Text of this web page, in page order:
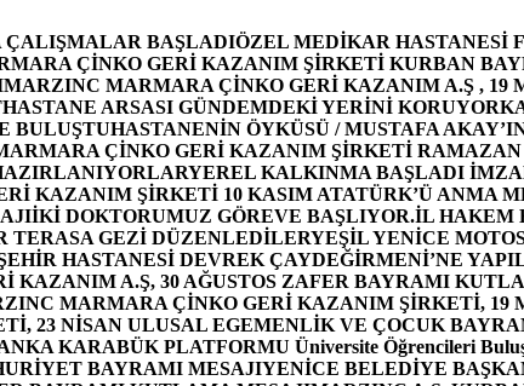
ÇALIŞMALAR BAŞLADIÖZEL MEDİKAR HASTANESİ
ÇİNKO GERİ KAZANIM ŞİRKETİ KURBAN
MARZINC MARMARA ÇİNKO GERİ KAZANIM A.Ş ,
HASTANE ARSASI GÜNDEMDEKİ YERİNİ KORUYOR
BULUŞTUHASTANENİN ÖYKÜSÜ / MUSTAFA
ÇİNKO GERİ KAZANIM ŞİRKETİ
YEREL KALKINMA BAŞLADI
KAZANIM ŞİRKETİ 10 KASIM ATATÜRK’Ü ANMA
İKİ DOKTORUMUZ GÖREVE BAŞLIYOR.İL HAKEM
GEZİ DÜZENLEDİLERYEŞİL YENİCE
HASTANESİ DEVREK ÇAYDEĞİRMENİ’NE
KAZANIM A.Ş, 30 AĞUSTOS ZAFER BAYRAMI
MARMARA ÇİNKO GERİ KAZANIM ŞİRKETİ, 19
23 NİSAN ULUSAL EGEMENLİK VE ÇOCUK
KARABÜK PLATFORMU Üniversite Öğrencileri
BAYRAMI MESAJIYENİCE BELEDİYE